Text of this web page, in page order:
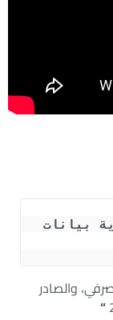
والصادر
“